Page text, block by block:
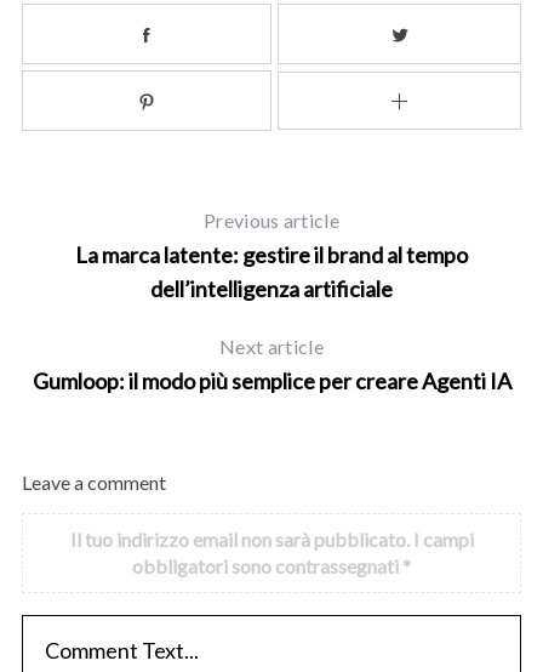
Previous article
La marca latente: gestire il brand al tempo
dell’intelligenza artificiale
Next article
Gumloop: il modo più semplice per creare Agenti IA
Leave a comment
Il tuo indirizzo email non sarà pubblicato. I campi
obbligatori sono contrassegnati *